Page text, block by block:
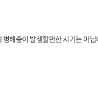
해충이 발생할만한 시기는 아닙